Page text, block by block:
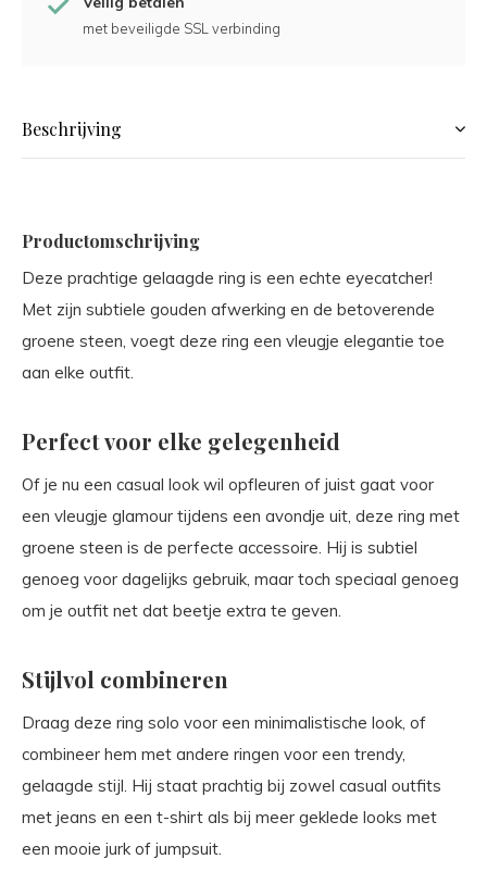
met beveiligde SSL verbinding
Beschrijving
Productomschrijving
Deze prachtige gelaagde ring is een echte eyecatcher!
Met zijn subtiele gouden afwerking en de betoverende
groene steen, voegt deze ring een vleugje elegantie toe
aan elke outfit.
Perfect voor elke gelegenheid
Of je nu een casual look wil opfleuren of juist gaat voor
een vleugje glamour tijdens een avondje uit, deze ring met
groene steen is de perfecte accessoire. Hij is subtiel
genoeg voor dagelijks gebruik, maar toch speciaal genoeg
om je outfit net dat beetje extra te geven.
Stijlvol combineren
Draag deze ring solo voor een minimalistische look, of
combineer hem met andere ringen voor een trendy,
gelaagde stijl. Hij staat prachtig bij zowel casual outfits
met jeans en een t-shirt als bij meer geklede looks met
een mooie jurk of jumpsuit.